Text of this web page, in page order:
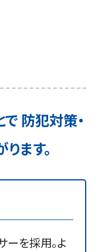
で 防犯対策・
ます。
を採用。よ